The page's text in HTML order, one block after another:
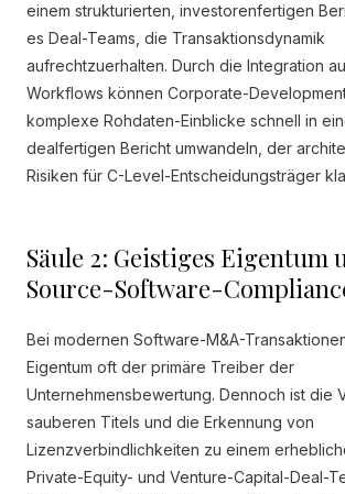
einem strukturierten, investorenfertigen
es Deal-Teams, die Transaktionsdynamik
aufrechtzuerhalten. Durch die Integration
Workflows können Corporate-
komplexe Rohdaten-Einblicke schnell in
dealfertigen Bericht umwandeln, der
Risiken für C-Level-Entscheidungsträger
Säule 2: Geistiges Eigentum
Source-Software-
Bei modernen Software-M&A-
Eigentum oft der primäre Treiber der
Unternehmensbewertung. Dennoch ist die
sauberen Titels und die Erkennung von
Lizenzverbindlichkeiten zu einem
Private-Equity- und Venture-Capital-Deal-